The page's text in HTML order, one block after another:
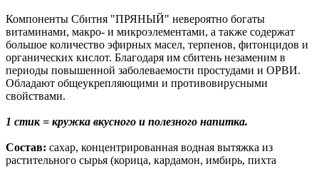
Компоненты Сбитня "ПРЯНЫЙ" невероятно богаты
витаминами, макро- и микроэлементами, а также содержат
большое количество эфирных масел, терпенов, фитонцидов и
органических кислот. Благодаря им сбитень незаменим в
периоды повышенной заболеваемости простудами и ОРВИ.
Обладают общеукрепляющими и противовирусными
свойствами.
1 стик = кружка вкусного и полезного напитка.
Состав: сахар, концентрированная водная вытяжка из
растительного сырья (корица, кардамон, имбирь, пихта